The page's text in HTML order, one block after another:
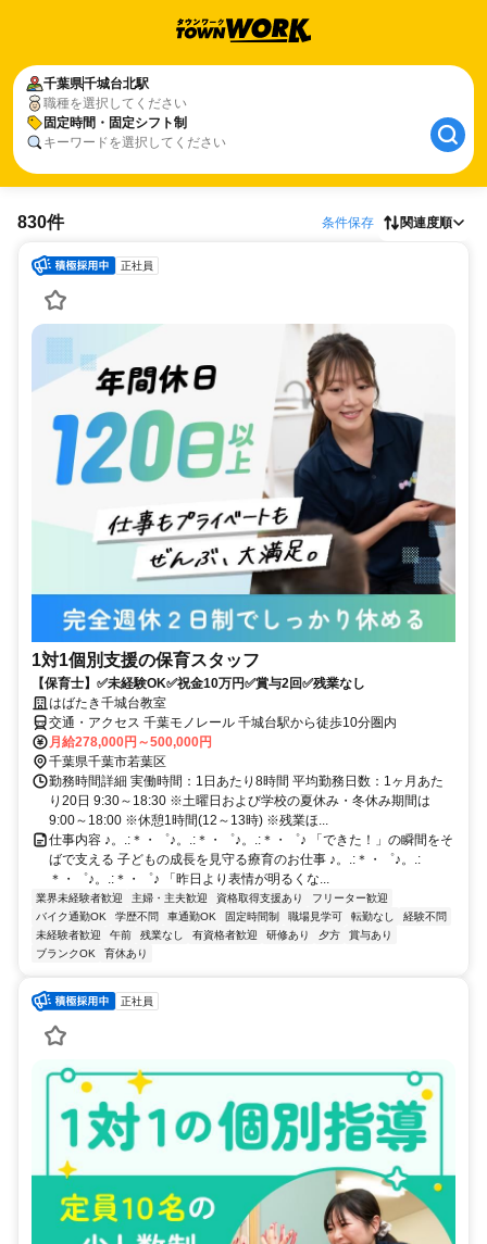
千葉県千城台北駅
職種を選択してください
固定時間・固定シフト制
キーワードを選択してください
830件 条件保存 関連度順
正社員
1対1個別支援の保育スタッフ
【保育士】✅未経験OK✅祝金10万円✅賞与2回✅残業なし
はばたき千城台教室
交通・アクセス 千葉モノレール 千城台駅から徒歩10分圏内
月給278,000円～500,000円
千葉県千葉市若葉区
勤務時間詳細 実働時間：1日あたり8時間 平均勤務日数：1ヶ月あた
り20日 9:30～18:30 ※土曜日および学校の夏休み・冬休み期間は
9:00～18:00 ※休憩1時間(12～13時) ※残業ほ...
仕事内容 ♪。.:＊・゜♪。.:＊・゜♪。.:＊・゜♪ 「できた！」の瞬間をそ
ばで支える 子どもの成長を見守る療育のお仕事 ♪。.:＊・゜♪。.:
＊・゜♪。.:＊・゜♪ 「昨日より表情が明るくな...
業界未経験者歓迎 主婦・主夫歓迎 資格取得支援あり
フリーター歓迎
バイク通勤OK
学歴不問 車通勤OK 固定時間制 職場見学可 転勤なし
経験不問
未経験者歓迎
午前 残業なし 有資格者歓迎 研修あり 夕方
賞与あり
ブランクOK
育休あり
正社員